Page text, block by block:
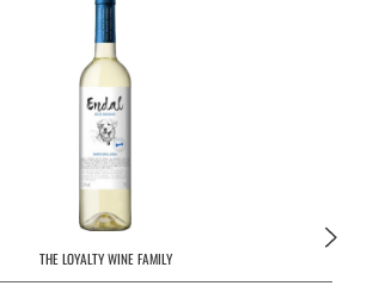
THE LOYALTY WINE FAMILY